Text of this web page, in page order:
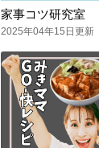
家事コツ研究室
2025年04年15日更新